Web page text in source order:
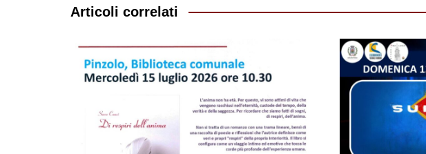
Articoli correlati